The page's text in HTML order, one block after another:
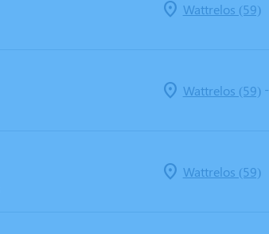
Wattrelos (59)
Wattrelos (59)-
Wattrelos (59)